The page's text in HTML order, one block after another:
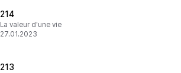
214
La valeur d'une vie
27.01.2023
213